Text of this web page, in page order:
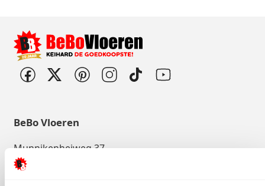
BeBo Vloeren
Munnikenheiweg 37
4879 NE Etten-Leur